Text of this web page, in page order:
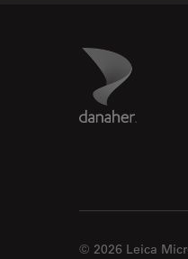
分辨率
剖析
医学专科
受激发损耗
图像优化和解
Danaher Logo
© 2026 Leica